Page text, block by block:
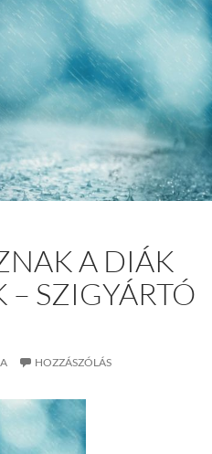
A DIÁK
– SZIGYÁRTÓ
HOZZÁSZÓLÁS